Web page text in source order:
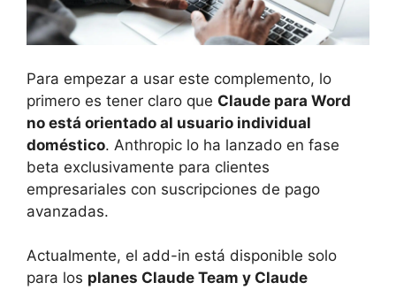
Para empezar a usar este complemento, lo
primero es tener claro que Claude para Word
no está orientado al usuario individual
doméstico. Anthropic lo ha lanzado en fase
beta exclusivamente para clientes
empresariales con suscripciones de pago
avanzadas.
Actualmente, el add-in está disponible solo
para los planes Claude Team y Claude